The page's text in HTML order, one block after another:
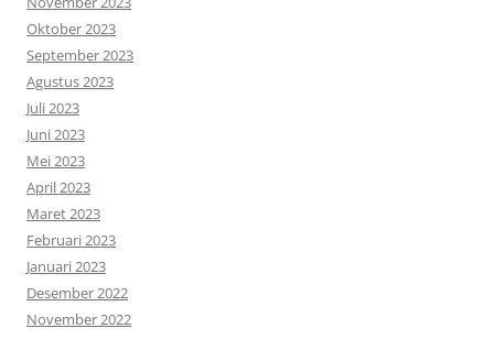
Oktober 2023
September 2023
Agustus 2023
Juli 2023
Juni 2023
Mei 2023
April 2023
Maret 2023
Februari 2023
Januari 2023
Desember 2022
November 2022